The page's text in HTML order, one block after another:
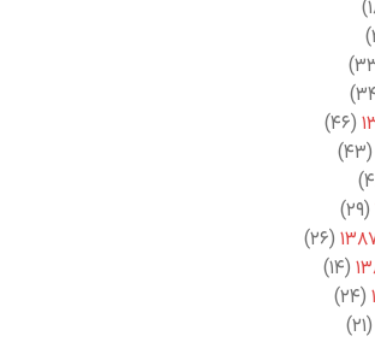
(۴۶)
(۴۳)
(۲۹)
(۲۶)
(۱۴)
(۲۴)
(۲۱)